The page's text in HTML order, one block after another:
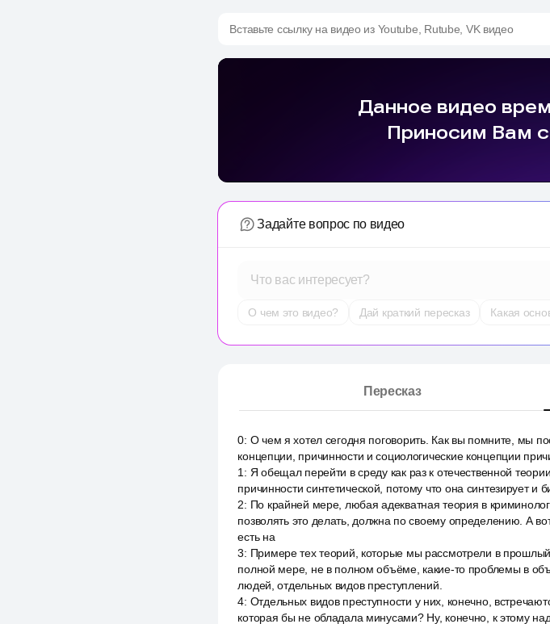
Вставьте ссылку на видео из Youtube, Rutube, VK видео
Задайте вопрос по видео
Что вас интересует?
О чем это видео? Дай краткий пересказ Какая
Пересказ
0: О чем я хотел сегодня поговорить. Как вы помните, мы
концепции, причинности и социологические концепции
1 : Я обещал перейти в среду как раз к отечественной
причинности синтетической, потому что она синтезирует и
2: По крайней мере, любая адекватная теория в
позволять это делать, должна по своему определению. А
есть на
3: Примере тех теорий, которые мы рассмотрели в
полной мере, не в полном объёме, какие-то проблемы в
людей, отдельных видов преступлений.
4: Отдельных видов преступности у них, конечно,
которая бы не обладала минусами? Ну, конечно, к этому